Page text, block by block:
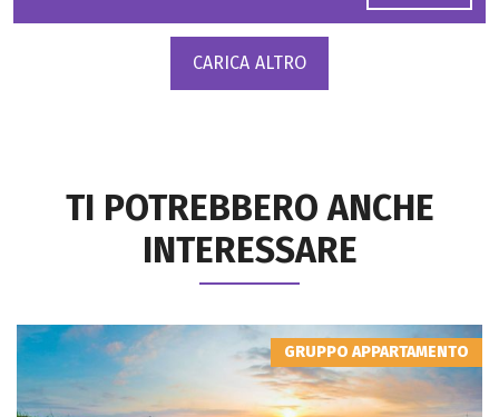
CARICA ALTRO
TI POTREBBERO ANCHE
INTERESSARE
GRUPPO APPARTAMENTO